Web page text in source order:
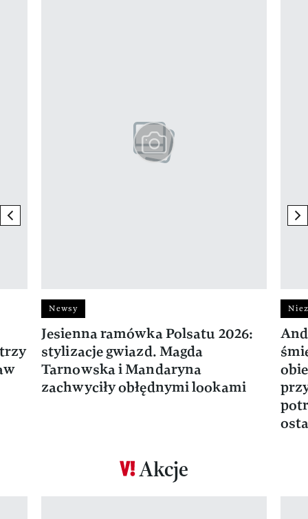
previous element
Newsy
Jesienna ramówka Polsatu 2026:
stylizacje gwiazd. Magda
Tarnowska i Mandaryna
zachwyciły obłędnymi lookami
Akcje